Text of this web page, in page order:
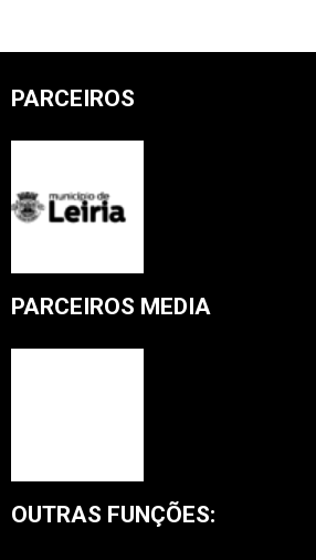
PARCEIROS
PARCEIROS MEDIA
OUTRAS FUNÇÕES: